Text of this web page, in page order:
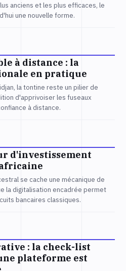
anciens et les plus efficaces, le
une nouvelle forme.
à distance : la
en pratique
la tontine reste un pilier de
d'apprivoiser les fuseaux
à distance.
d'investissement
se cache une mécanique de
la digitalisation encadrée permet
bancaires classiques.
: la check-list
plateforme est